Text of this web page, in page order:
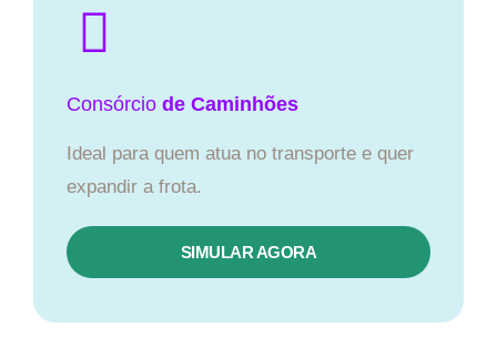
Consórcio de Caminhões
Ideal para quem atua no transporte e quer
expandir a frota.
SIMULAR AGORA